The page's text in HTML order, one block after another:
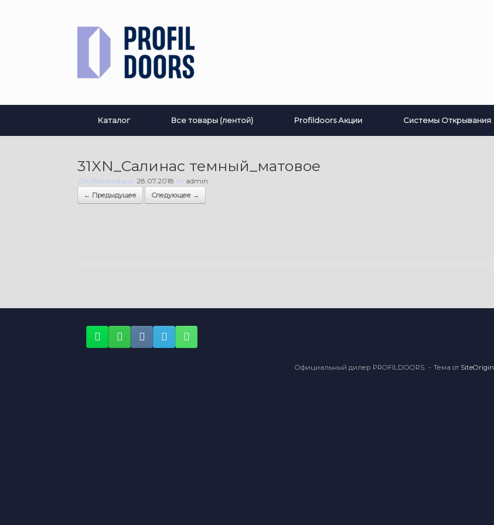
Каталог Все товары (лентой) Profildoors Акции Системы Открывания
31XN_Салинас темный_матовое
Опубликовано 28.07.2018 от admin
← Предыдущее Следующее →
Официальный дилер PROFILDOORS. Тема от SiteOrigin